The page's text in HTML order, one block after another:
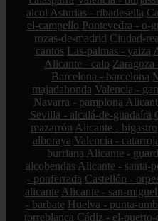
alcoi Asturias - ribadesella
el-campello Pontevedra - o-
rozas-de-madrid Ciudad-
cantos Las-palmas - yaiza
Alicante - calp Zaragoza
Barcelona - barcelona
majadahonda Valencia -
Navarra - pamplona
Sevilla - alcalá-de-guadaíra
mazarrón Alicante - bigastro
alboraya Valencia -
burriana Alicante -
alcobendas Alicante - santa-
- ponferrada Castellón -
alicante Alicante - san-
- barbate Huelva - punta-
torreblanca Cádiz - el-puerto-